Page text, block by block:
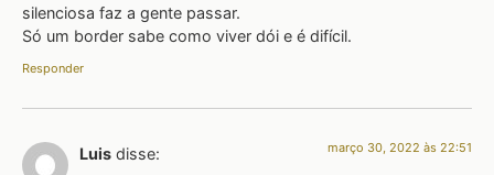
silenciosa faz a gente passar.
Só um border sabe como viver dói e é difícil.
Responder
Luis disse: março 30, 2022 às 22:51